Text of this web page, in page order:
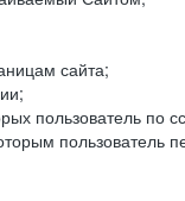
сайта;
пользователь по
пользователь